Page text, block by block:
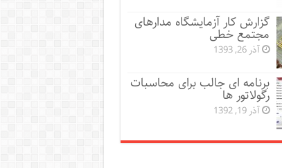
گزارش کار آزمایشگاه مدارهای
مجتمع خطی
آذر 26, 1393
برنامه ای جالب برای محاسبات
رگولاتور ها
آذر 19, 1392